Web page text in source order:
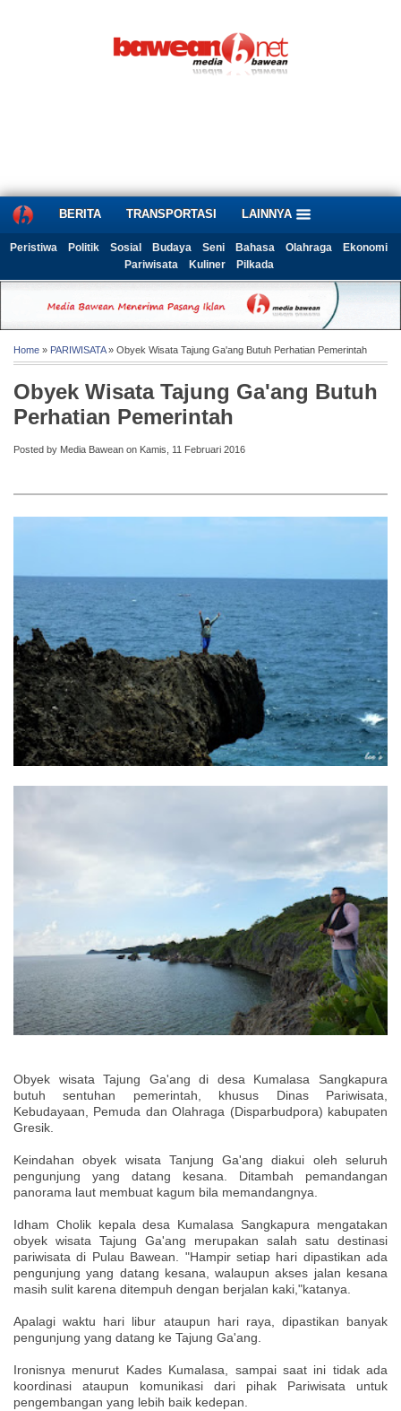
BERITA TRANSPORTASI LAINNYA
Peristiwa Politik Sosial Budaya Seni Bahasa Olahraga
Ekonomi
Pariwisata
Kuliner Pilkada
Home » PARIWISATA» Obyek Wisata Tajung Ga'ang Butuh Perhatian Pemerintah
Obyek Wisata Tajung Ga'ang Butuh
Perhatian Pemerintah
Posted by Media Bawean on Kamis, 11 Februari 2016
Obyek wisata Tajung Ga'ang di desa Kumalasa Sangkapura
butuh sentuhan pemerintah, khusus Dinas Pariwisata,
Kebudayaan, Pemuda dan Olahraga (Disparbudpora) kabupaten
Gresik.
Keindahan obyek wisata Tanjung Ga'ang diakui oleh seluruh
pengunjung yang datang kesana. Ditambah pemandangan
panorama laut membuat kagum bila memandangnya.
Idham Cholik kepala desa Kumalasa Sangkapura mengatakan
obyek wisata Tajung Ga'ang merupakan salah satu destinasi
pariwisata di Pulau Bawean. "Hampir setiap hari dipastikan ada
pengunjung yang datang kesana, walaupun akses jalan kesana
masih sulit karena ditempuh dengan berjalan kaki,"katanya.
Apalagi waktu hari libur ataupun hari raya, dipastikan banyak
pengunjung yang datang ke Tajung Ga'ang.
Ironisnya menurut Kades Kumalasa, sampai saat ini tidak ada
koordinasi ataupun komunikasi dari pihak Pariwisata untuk
pengembangan yang lebih baik kedepan.